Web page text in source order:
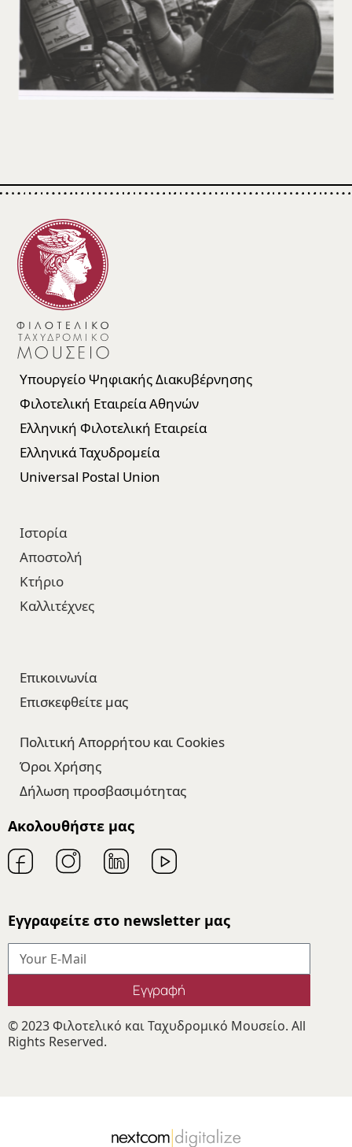
Υπουργείο Ψηφιακής Διακυβέρνησης
Φιλοτελική Εταιρεία Αθηνών
Ελληνική Φιλοτελική Εταιρεία
Ελληνικά Ταχυδρομεία
Universal Postal Union
Ιστορία
Αποστολή
Κτήριο
Καλλιτέχνες
Επικοινωνία
Επισκεφθείτε μας​
Πολιτική Απορρήτου και Cookies
Όροι Χρήσης
Δήλωση προσβασιμότητας
Ακολουθήστε μας
Εγγραφείτε στο newsletter μας
Εγγραφή
© 2023 Φιλοτελικό και Ταχυδρομικό Μουσείο. All
Rights Reserved.